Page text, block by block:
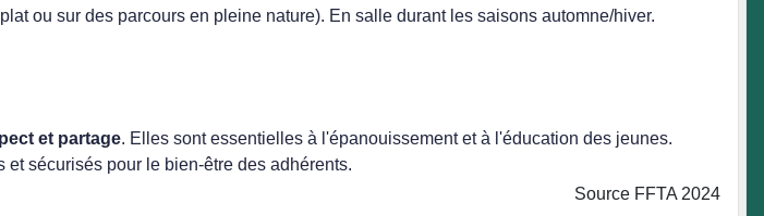
ou sur des parcours en pleine nature). En salle durant les saisons automne/hiver.
et partage. Elles sont essentielles à l'épanouissement et à l'éducation des jeunes.
sécurisés pour le bien-être des adhérents.
Source FFTA 2024